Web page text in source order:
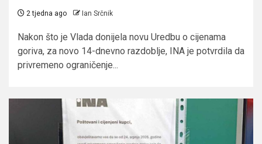
2 tjedna ago Ian Srčnik
Nakon što je Vlada donijela novu Uredbu o cijenama
goriva, za novo 14-dnevno razdoblje, INA je potvrdila da
privremeno ograničenje...